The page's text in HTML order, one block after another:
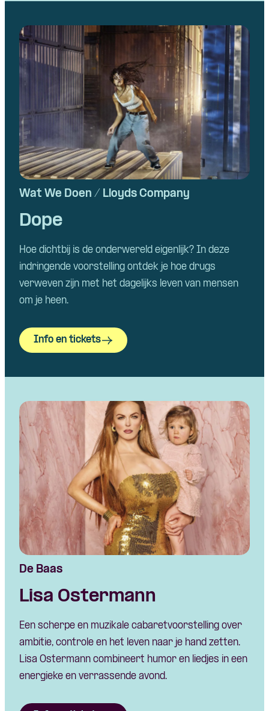
Wat We Doen / Lloyds Company
Dope
Hoe dichtbij is de onderwereld eigenlijk? In deze
indringende voorstelling ontdek je hoe drugs
verweven zijn met het dagelijks leven van mensen
om je heen.
Info en tickets
De Baas
Lisa Ostermann
Een scherpe en muzikale cabaretvoorstelling over
ambitie, controle en het leven naar je hand zetten.
Lisa Ostermann combineert humor en liedjes in een
energieke en verrassende avond.